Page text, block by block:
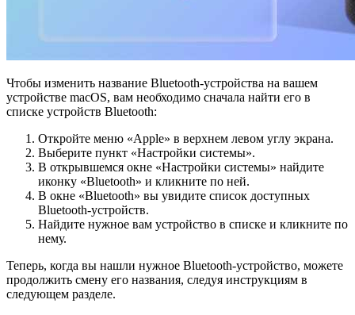
Чтобы изменить название Bluetooth-устройства на вашем
устройстве macOS, вам необходимо сначала найти его в
списке устройств Bluetooth:
Откройте меню «Apple» в верхнем левом углу экрана.
Выберите пункт «Настройки системы».
В открывшемся окне «Настройки системы» найдите
иконку «Bluetooth» и кликните по ней.
В окне «Bluetooth» вы увидите список доступных
Bluetooth-устройств.
Найдите нужное вам устройство в списке и кликните по
нему.
Теперь, когда вы нашли нужное Bluetooth-устройство, можете
продолжить смену его названия, следуя инструкциям в
следующем разделе.